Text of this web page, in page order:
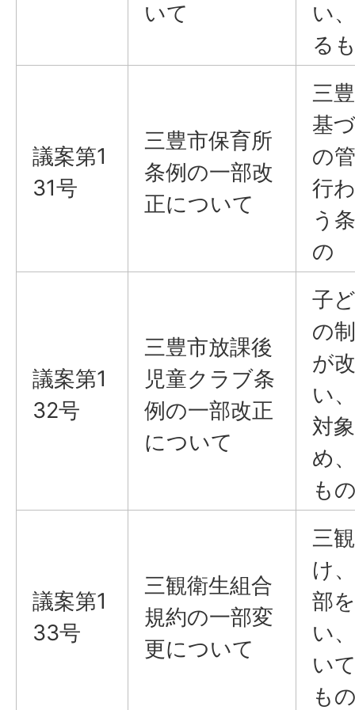
いて
い
る
議案第1
31号
三豊市保育所
条例の一部改
正について
三
基
の
行
う
の
議案第1
32号
三豊市放課後
児童クラブ条
例の一部改正
について
子
の
が
い
対
め
も
議案第1
33号
三観衛生組合
規約の一部変
更について
三
け
部
い
い
も